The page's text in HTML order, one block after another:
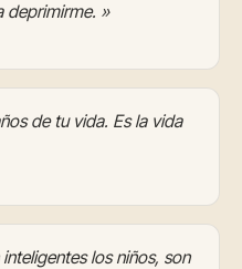
deprimirme. »
de tu vida. Es la vida
los niños, son